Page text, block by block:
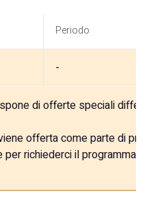
Periodo
-
di offerte speciali
offerta come parte di
richiederci il programma